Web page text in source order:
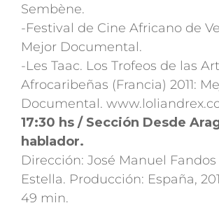
Sembène.
-Festival de Cine Africano de
Mejor Documental.
-Les Taac. Los Trofeos de las
Afrocaribeñas (Francia) 2011:
Documental.
17:30 hs / Sección Desde
hablador.
Dirección: José Manuel
Estella. Producción: España,
49 min.